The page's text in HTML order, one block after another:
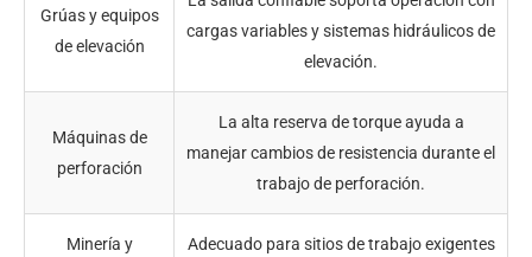
Grúas y equipos
de elevación
cargas variables y sistemas hidráulicos de
elevación.
Máquinas de
perforación
La alta reserva de torque ayuda a
manejar cambios de resistencia durante el
trabajo de perforación.
Minería y
Adecuado para sitios de trabajo exigentes